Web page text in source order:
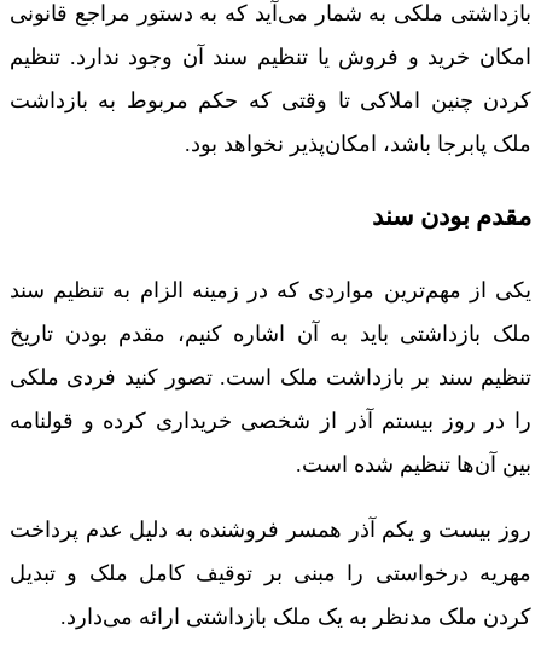
بازداشتی ملکی به شمار می‌‌آید که به دستور مراجع قانونی
امکان خرید و فروش یا تنظیم سند آن وجود ندارد. تنظیم
کردن چنین املاکی تا وقتی که حکم مربوط به بازداشت
ملک پابرجا باشد، امکان‌پذیر نخواهد بود.
مقدم بودن سند
یکی از مهم‌ترین مواردی که در زمینه الزام به تنظیم سند
ملک بازداشتی باید به آن اشاره کنیم، مقدم بودن تاریخ
تنظیم سند بر بازداشت ملک است. تصور کنید فردی ملکی
را در روز بیستم آذر از شخصی خریداری کرده و قولنامه
بین آن‌ها تنظیم شده است.
روز بیست و یکم آذر همسر فروشنده به دلیل عدم پرداخت
مهریه درخواستی را مبنی بر توقیف کامل ملک و تبدیل
کردن ملک مدنظر به یک ملک بازداشتی ارائه می‌دارد.